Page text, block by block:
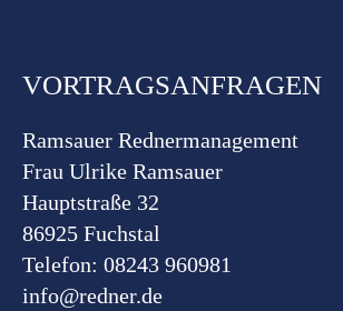
VORTRAGSANFRAGEN
Ramsauer Rednermanagement
Frau Ulrike Ramsauer
Hauptstraße 32
86925 Fuchstal
Telefon: 08243 960981
info@redner.de